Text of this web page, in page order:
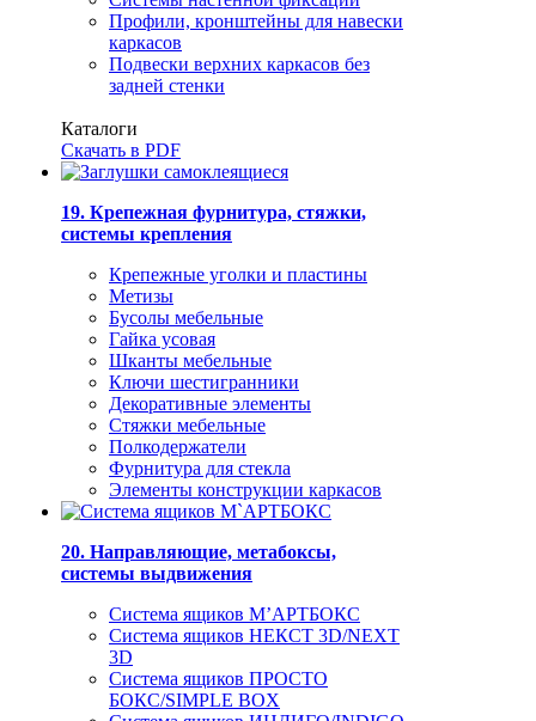
Профили, кронштейны для навески
каркасов
Подвески верхних каркасов без
задней стенки
Каталоги
Скачать в PDF
19. Крепежная фурнитура, стяжки,
системы крепления
Крепежные уголки и пластины
Метизы
Бусолы мебельные
Гайка усовая
Шканты мебельные
Ключи шестигранники
Декоративные элементы
Стяжки мебельные
Полкодержатели
Фурнитура для стекла
Элементы конструкции каркасов
20. Направляющие, метабоксы,
системы выдвижения
Система ящиков М’АРТБОКС
Система ящиков НЕКСТ 3D/NEXT
3D
Система ящиков ПРОСТО
БОКС/SIMPLE BOX